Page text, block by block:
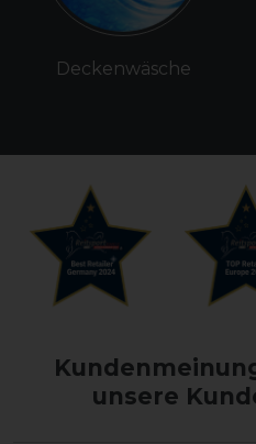
Deckenwäsche
unsere